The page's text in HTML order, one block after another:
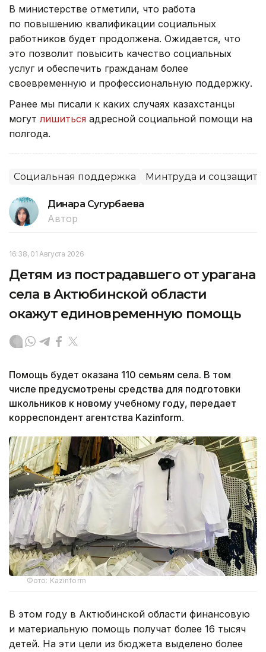
В министерстве отметили, что работа
по повышению квалификации социальных
работников будет продолжена. Ожидается, что
это позволит повысить качество социальных
услуг и обеспечить гражданам более
своевременную и профессиональную поддержку.
Ранее мы писали к каких случаях казахстанцы
могутлишиться адресной социальной помощи на
полгода.
Социальная поддержка Минтруда и
Динара Сугурбаева
Автор
16:38, 01 Августа 2026
Детям из пострадавшего от урагана
села в Актюбинской области
окажут единовременную помощь
Помощь будет оказана 110 семьям села. В том
числе предусмотрены средства для подготовки
школьников к новому учебному году, передает
корреспондент агентства Kazinform.
Фото: Kazinform
В этом году в Актюбинской области финансовую
и материальную помощь получат более 16 тысяч
детей. На эти цели из бюджета выделено более